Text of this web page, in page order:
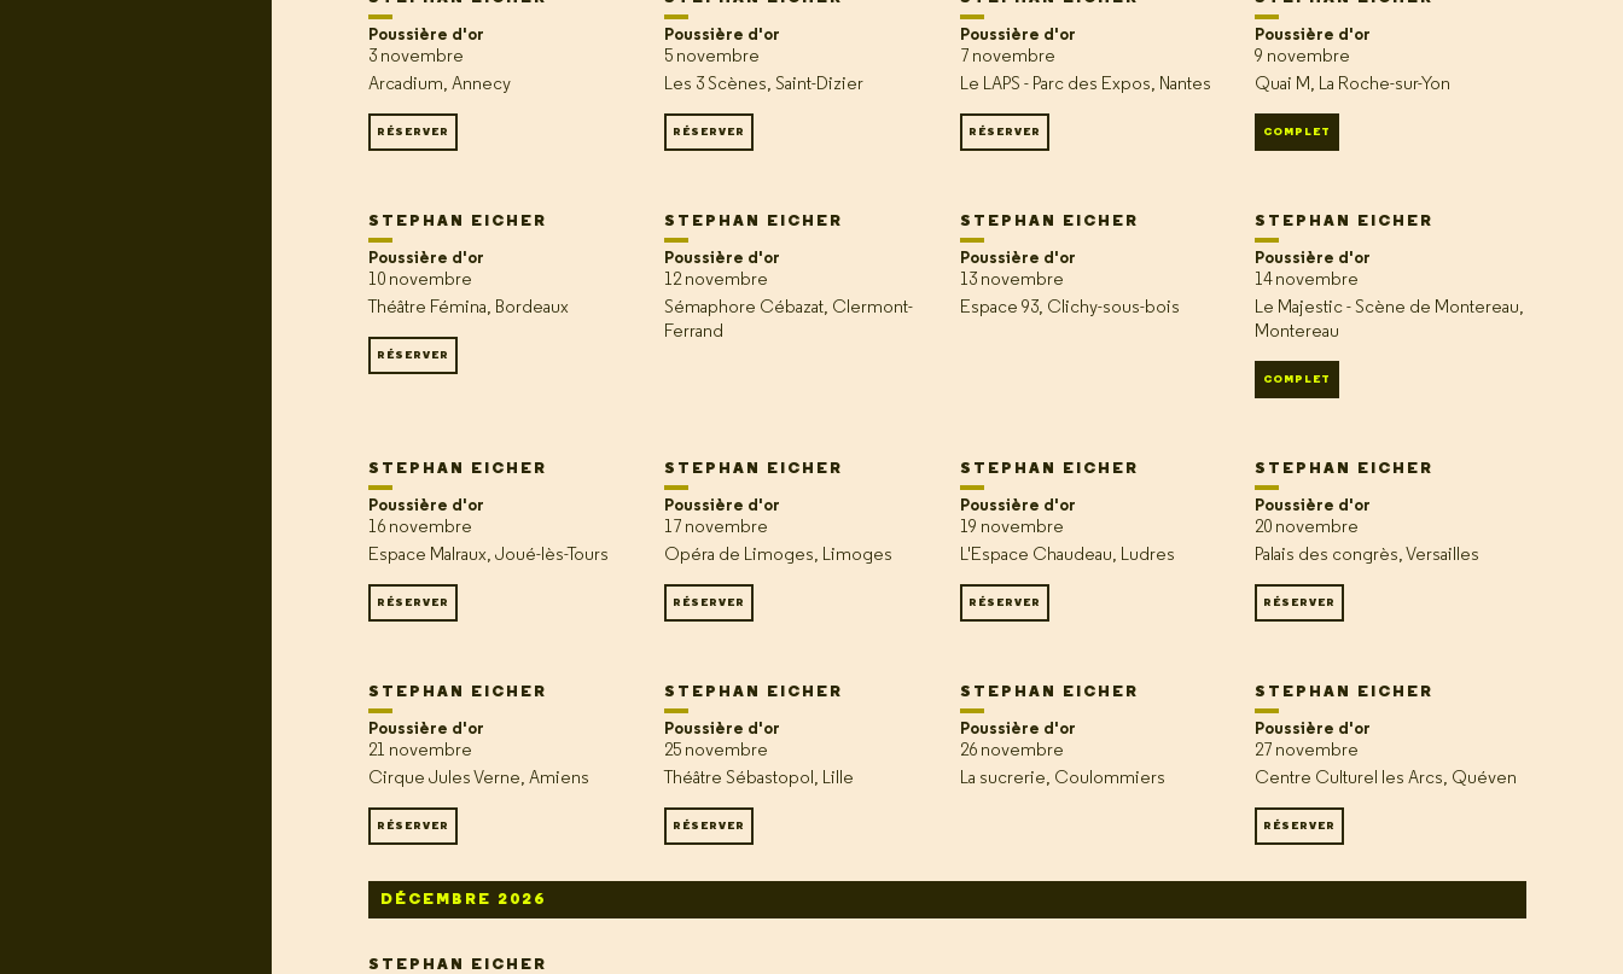
Poussière d'or
3 novembre
Arcadium, Annecy
RÉSERVER
Poussière d'or
5 novembre
Les 3 Scènes, Saint-Dizier
RÉSERVER
Poussière d'or
7 novembre
Le LAPS - Parc des Expos, Nantes
RÉSERVER
Poussière d'or
9 novembre
Quai M, La Roche-sur-Yon
COMPLET
STEPHAN EICHER
Poussière d'or
10 novembre
Théâtre Fémina, Bordeaux
RÉSERVER
STEPHAN EICHER
Poussière d'or
12 novembre
Sémaphore Cébazat, Clermont-
Ferrand
STEPHAN EICHER
Poussière d'or
13 novembre
Espace 93, Clichy-sous-bois
STEPHAN EICHER
Poussière d'or
14 novembre
Le Majestic - Scène de Montereau,
Montereau
COMPLET
STEPHAN EICHER
Poussière d'or
16 novembre
Espace Malraux, Joué-lès-Tours
RÉSERVER
STEPHAN EICHER
Poussière d'or
17 novembre
Opéra de Limoges, Limoges
RÉSERVER
STEPHAN EICHER
Poussière d'or
19 novembre
L'Espace Chaudeau, Ludres
RÉSERVER
STEPHAN EICHER
Poussière d'or
20 novembre
Palais des congrès, Versailles
RÉSERVER
STEPHAN EICHER
Poussière d'or
21 novembre
Cirque Jules Verne, Amiens
RÉSERVER
STEPHAN EICHER
Poussière d'or
25 novembre
Théâtre Sébastopol, Lille
RÉSERVER
STEPHAN EICHER
Poussière d'or
26 novembre
La sucrerie, Coulommiers
STEPHAN EICHER
Poussière d'or
27 novembre
Centre Culturel les Arcs, Quéven
RÉSERVER
DÉCEMBRE 2026
STEPHAN EICHER